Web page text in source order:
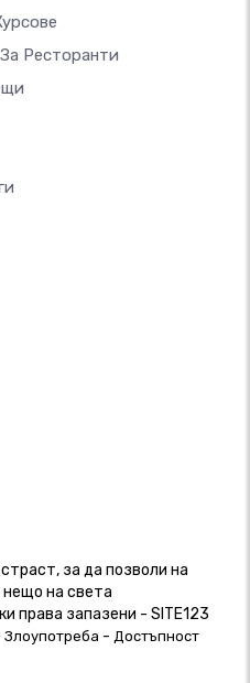
Ресторанти
за да позволи на
на света
права запазени - SITE123
Злоупотреба - Достъпност